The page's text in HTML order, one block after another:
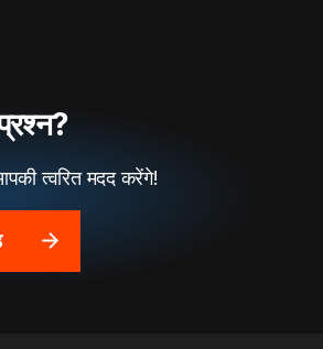
त्वरित मदद करेंगे!